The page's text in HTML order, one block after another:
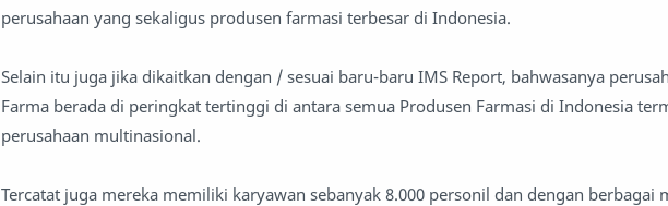
perusahaan yang sekaligus produsen farmasi terbesar di Indonesia.
Selain itu juga jika dikaitkan dengan / sesuai baru-baru IMS Report, bahwasanya
Farma berada di peringkat tertinggi di antara semua Produsen Farmasi di Indonesia
perusahaan multinasional.
Tercatat juga mereka memiliki karyawan sebanyak 8.000 personil dan dengan berbagai